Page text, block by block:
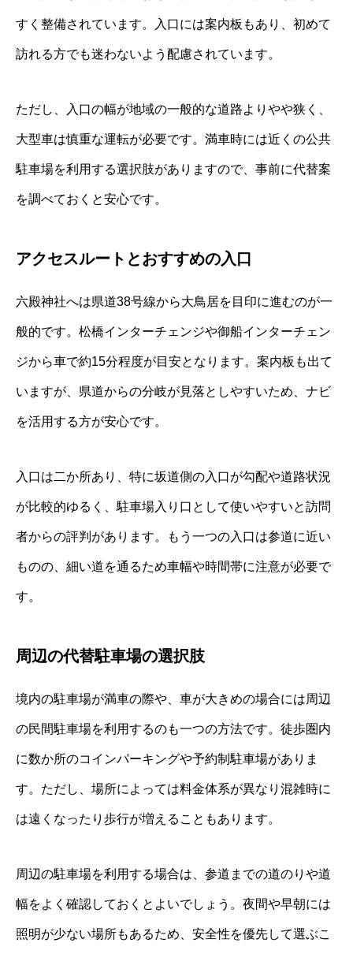
すく整備されています。入口には案内板もあり、初めて
訪れる方でも迷わないよう配慮されています。
ただし、入口の幅が地域の一般的な道路よりやや狭く、
大型車は慎重な運転が必要です。満車時には近くの公共
駐車場を利用する選択肢がありますので、事前に代替案
を調べておくと安心です。
アクセスルートとおすすめの入口
六殿神社へは県道38号線から大鳥居を目印に進むのが一
般的です。松橋インターチェンジや御船インターチェン
ジから車で約15分程度が目安となります。案内板も出て
いますが、県道からの分岐が見落としやすいため、ナビ
を活用する方が安心です。
入口は二か所あり、特に坂道側の入口が勾配や道路状況
が比較的ゆるく、駐車場入り口として使いやすいと訪問
者からの評判があります。もう一つの入口は参道に近い
ものの、細い道を通るため車幅や時間帯に注意が必要で
す。
周辺の代替駐車場の選択肢
境内の駐車場が満車の際や、車が大きめの場合には周辺
の民間駐車場を利用するのも一つの方法です。徒歩圏内
に数か所のコインパーキングや予約制駐車場がありま
す。ただし、場所によっては料金体系が異なり混雑時に
は遠くなったり歩行が増えることもあります。
周辺の駐車場を利用する場合は、参道までの道のりや道
幅をよく確認しておくとよいでしょう。夜間や早朝には
照明が少ない場所もあるため、安全性を優先して選ぶこ